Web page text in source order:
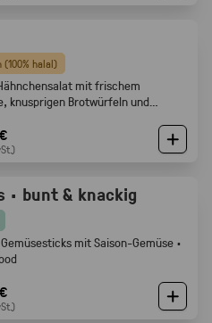
(100% halal)
mit frischem
knusprigen Brotwürfeln und
· bunt & knackig
mit Saison-Gemüse ·